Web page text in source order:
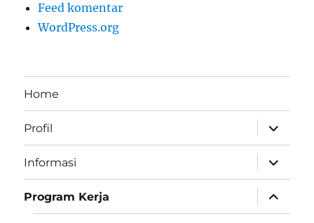
Feed komentar
WordPress.org
Home
Profil
perlebar
menu
anak
Informasi
perlebar
menu
anak
Program Kerja
perlebar
menu
anak